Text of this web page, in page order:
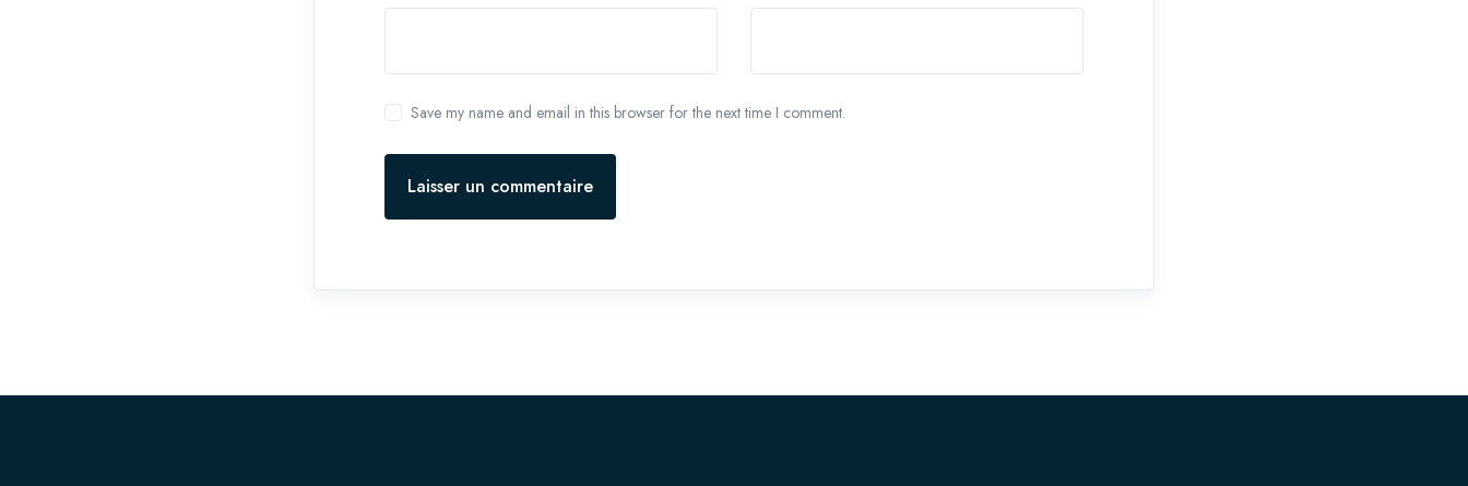
Save my name and email in this browser for the next time I comment.
Laisser un commentaire